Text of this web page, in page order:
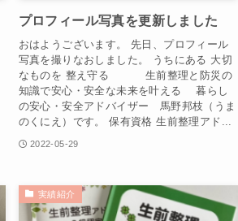
プロフィール写真を更新しました
おはようございます。 先日、プロフィール
写真を撮りなおしました。 うちにある 大切
なものを 整え守る 生前整理と防災の
知識で安心・安全な未来を叶える 暮らし
の安心・安全アドバイザー 馬野邦枝（うま
のくにえ）です。 保有資格 生前整理アド...
2022-05-29
実績紹介